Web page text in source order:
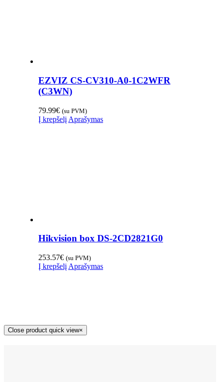
EZVIZ CS-CV310-A0-1C2WFR
(C3WN)
79.99€ (su PVM)
Į krepšelį Aprašymas
Hikvision box DS-2CD2821G0
253.57€ (su PVM)
Į krepšelį Aprašymas
Close product quick view×